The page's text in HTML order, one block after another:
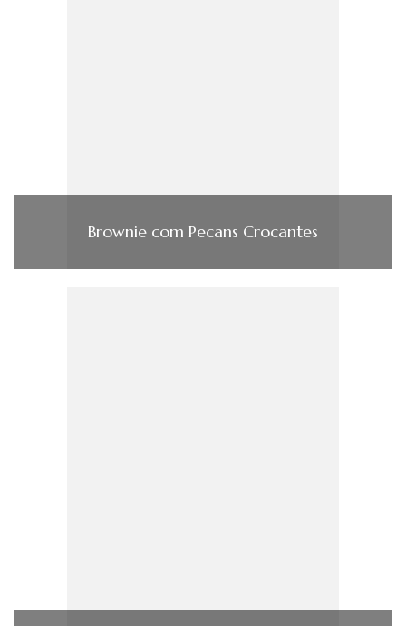
Brownie com Pecans Crocantes